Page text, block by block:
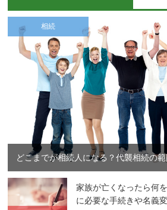
相続
どこまでが相続人になる？代襲相続の
家族が亡くなったら何
に必要な手続きや名義